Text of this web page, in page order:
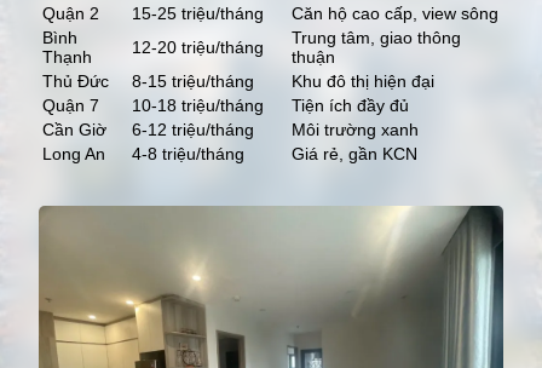
Quận 2
15-25 triệu/tháng
Căn hộ cao cấp, view sông
Bình
Thạnh
12-20 triệu/tháng
Trung tâm, giao thông
thuận
Thủ Đức
8-15 triệu/tháng
Khu đô thị hiện đại
Quận 7
10-18 triệu/tháng
Tiện ích đầy đủ
Cần Giờ
6-12 triệu/tháng
Môi trường xanh
Long An
4-8 triệu/tháng Giá rẻ, gần KCN